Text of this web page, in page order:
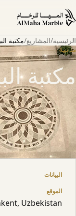
الرئيسية/المشاريع/مكتبة
مدنية
مكتبة
حول المشروع
استُخدم أوريكس
البيانات
الموقع
Uzbekistan